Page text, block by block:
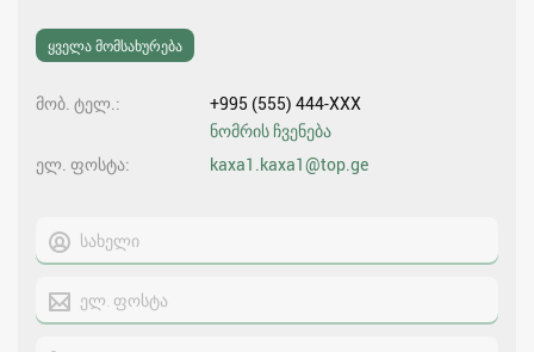
ყველა მომსახურება
მობ. ტელ.
+995 (555) 444-XXX
ნომრის ჩვენება
ელ. ფოსტა
kaxa1.kaxa1@top.ge